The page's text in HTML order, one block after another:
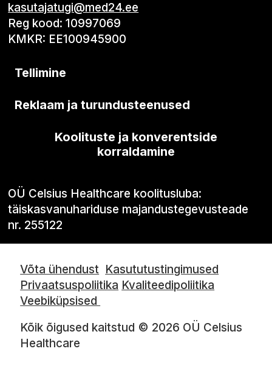
kasutajatugi@med24.ee
Reg kood: 10997069
KMKR: EE100945900
Tellimine
Reklaam ja turundusteenused
Koolituste ja konverentside
korraldamine
OÜ Celsius Healthcare koolitusluba:
täiskasvanuhariduse majandustegevusteade
nr. 255122
Võta ühendust Kasututustingimused
Privaatsuspoliitika Kvaliteedipoliitika
Veebiküpsised
Kõik õigused kaitstud © 2026 OÜ Celsius
Healthcare